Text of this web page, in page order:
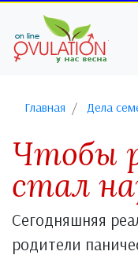
Главная Дела
Чтобы
стал
Сегодняшняя
родители